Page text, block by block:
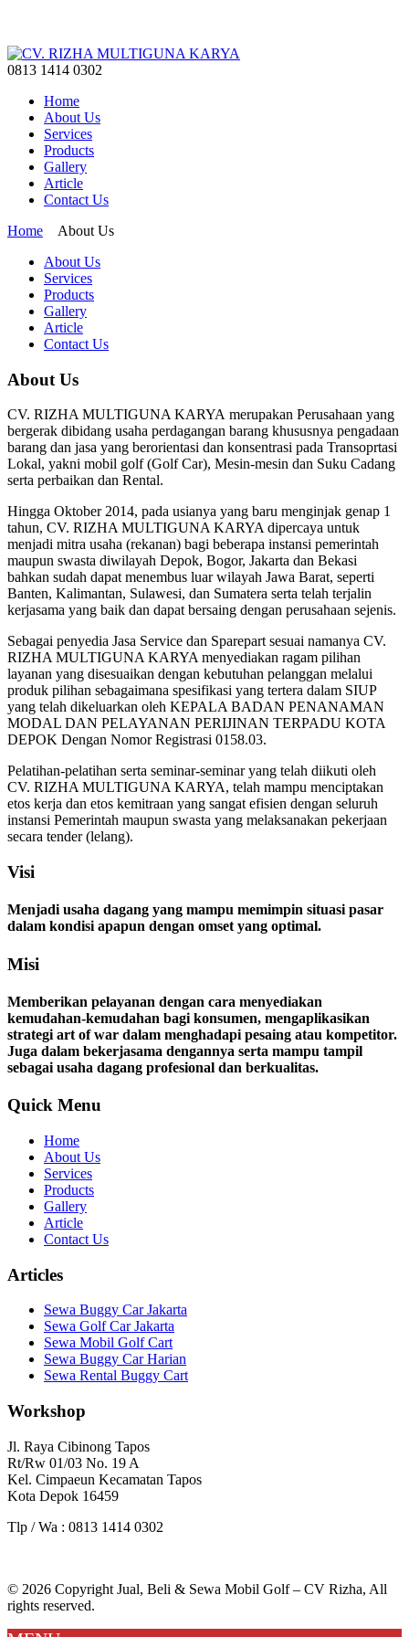
0813 1414 0302
Home
About Us
Services
Products
Gallery
Article
Contact Us
Home
About Us
About Us
Services
Products
Gallery
Article
Contact Us
About Us
CV. RIZHA MULTIGUNA KARYA merupakan Perusahaan yang
bergerak dibidang usaha perdagangan barang khususnya pengadaan
barang dan jasa yang berorientasi dan konsentrasi pada Transoprtasi
Lokal, yakni mobil golf (Golf Car), Mesin-mesin dan Suku Cadang
serta perbaikan dan Rental.
Hingga Oktober 2014, pada usianya yang baru menginjak genap 1
tahun, CV. RIZHA MULTIGUNA KARYA dipercaya untuk
menjadi mitra usaha (rekanan) bagi beberapa instansi pemerintah
maupun swasta diwilayah Depok, Bogor, Jakarta dan Bekasi
bahkan sudah dapat menembus luar wilayah Jawa Barat, seperti
Banten, Kalimantan, Sulawesi, dan Sumatera serta telah terjalin
kerjasama yang baik dan dapat bersaing dengan perusahaan sejenis.
Sebagai penyedia Jasa Service dan Sparepart sesuai namanya CV.
RIZHA MULTIGUNA KARYA menyediakan ragam pilihan
layanan yang disesuaikan dengan kebutuhan pelanggan melalui
produk pilihan sebagaimana spesifikasi yang tertera dalam SIUP
yang telah dikeluarkan oleh KEPALA BADAN PENANAMAN
MODAL DAN PELAYANAN PERIJINAN TERPADU KOTA
DEPOK Dengan Nomor Registrasi 0158.03.
Pelatihan-pelatihan serta seminar-seminar yang telah diikuti oleh
CV. RIZHA MULTIGUNA KARYA, telah mampu menciptakan
etos kerja dan etos kemitraan yang sangat efisien dengan seluruh
instansi Pemerintah maupun swasta yang melaksanakan pekerjaan
secara tender (lelang).
Visi
Menjadi usaha dagang yang mampu memimpin situasi pasar
dalam kondisi apapun dengan omset yang optimal.
Misi
Memberikan pelayanan dengan cara menyediakan
kemudahan-kemudahan bagi konsumen, mengaplikasikan
strategi art of war dalam menghadapi pesaing atau kompetitor.
Juga dalam bekerjasama dengannya serta mampu tampil
sebagai usaha dagang profesional dan berkualitas.
Quick Menu
Home
About Us
Services
Products
Gallery
Article
Contact Us
Articles
Sewa Buggy Car Jakarta
Sewa Golf Car Jakarta
Sewa Mobil Golf Cart
Sewa Buggy Car Harian
Sewa Rental Buggy Cart
Workshop
Jl. Raya Cibinong Tapos
Rt/Rw 01/03 No. 19 A
Kel. Cimpaeun Kecamatan Tapos
Kota Depok 16459
Tlp / Wa : 0813 1414 0302
© 2026 Copyright Jual, Beli & Sewa Mobil Golf – CV Rizha, All
rights reserved.